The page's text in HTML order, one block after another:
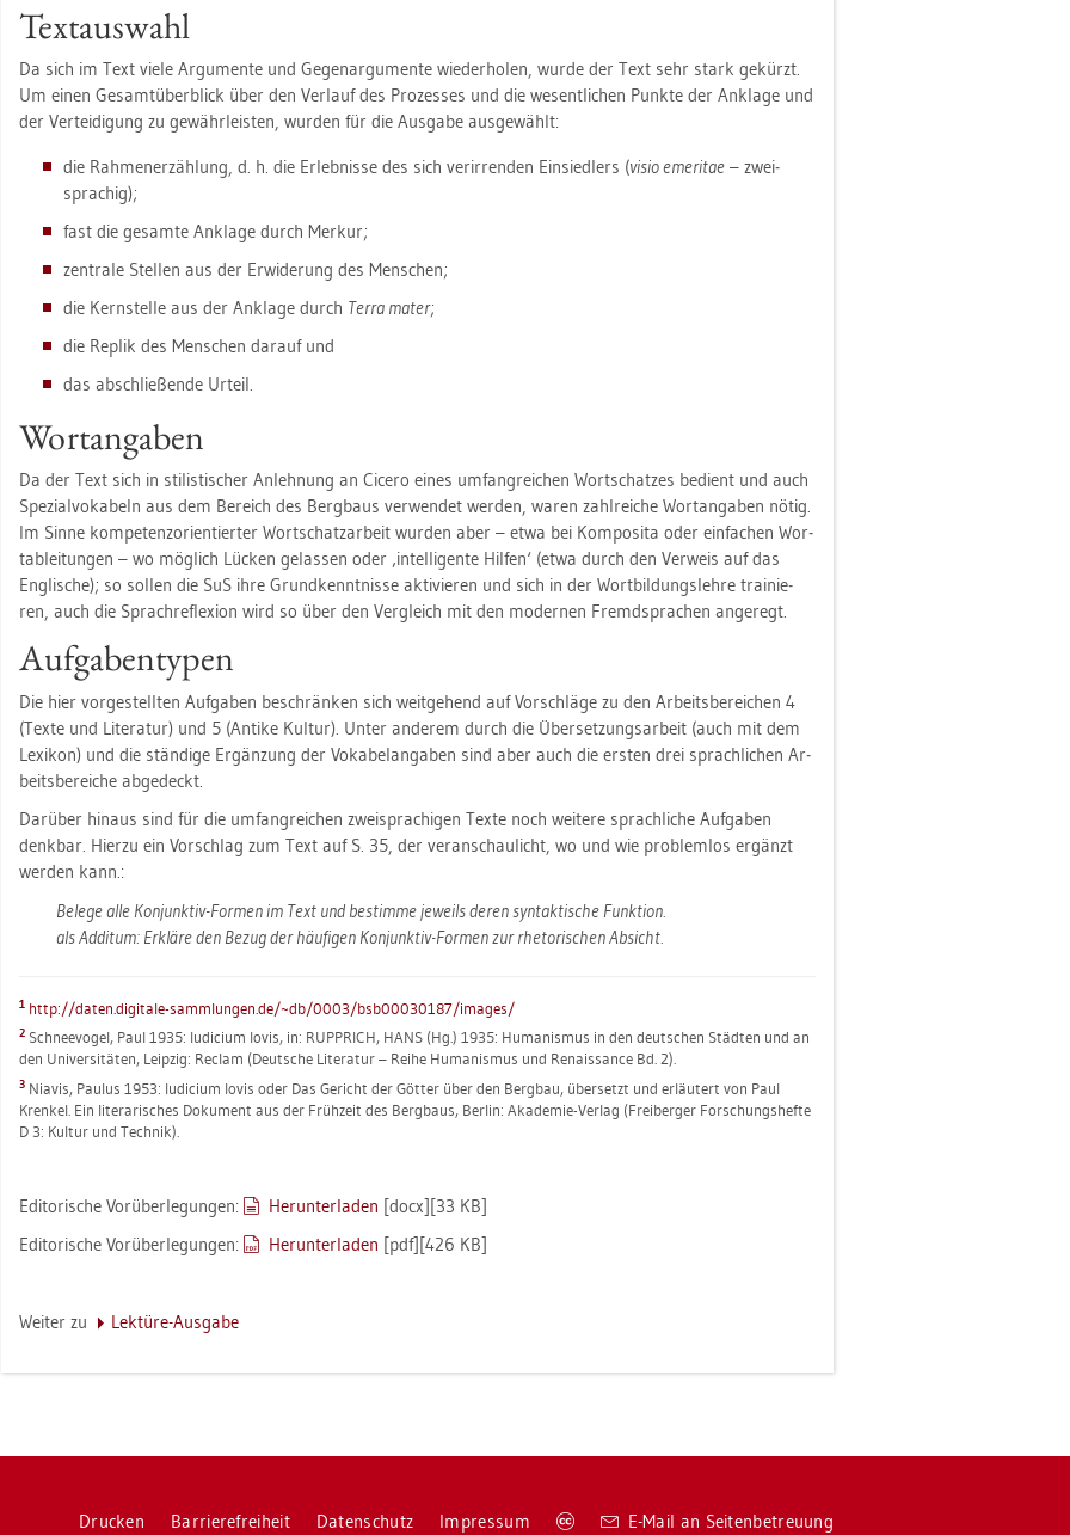
Text­aus­wahl
Da sich im Text viele Ar­gu­men­te und Ge­gen­ar­gu­men­te wie­der­ho­len, wurde der Text sehr stark ge­kürzt.
Um einen Ge­samt­über­blick über den Ver­lauf des Pro­zes­ses und die we­sent­li­chen Punk­te der An­kla­ge und
der Ver­tei­di­gung zu ge­währ­leis­ten, wur­den für die Aus­ga­be aus­ge­wählt:
die Rah­men­er­zäh­lung, d. h. die Er­leb­nis­se des sich ver­ir­ren­den Ein­sied­lers (visio eme­ri­tae– zwei­
spra­chig);
fast die ge­sam­te An­kla­ge durch Mer­kur;
zen­tra­le Stel­len aus der Er­wi­de­rung des Men­schen;
die Kern­stel­le aus der An­kla­ge durch Terra mater;
die Re­plik des Men­schen dar­auf und
das ab­schlie­ßen­de Ur­teil.
Wort­an­ga­ben
Da der Text sich in sti­lis­ti­scher An­leh­nung an Ci­ce­ro eines um­fang­rei­chen Wort­schat­zes be­dient und auch
Spe­zi­al­vo­ka­beln aus dem Be­reich des Berg­baus ver­wen­det wer­den, waren zahl­rei­che Wort­an­ga­ben nötig.
Im Sinne kom­pe­tenz­ori­en­tier­ter Wort­schatz­ar­beit wur­den aber – etwa bei Kom­po­si­ta oder ein­fa­chen Wor­
ta­blei­tun­gen – wo mög­lich Lü­cken ge­las­sen oder ‚in­tel­li­gen­te Hil­fen‘ (etwa durch den Ver­weis auf das
Eng­li­sche); so sol­len die SuS ihre Grund­kennt­nis­se ak­ti­vie­ren und sich in der Wort­bil­dungs­leh­re trai­nie­
ren, auch die Sprach­re­fle­xi­on wird so über den Ver­gleich mit den mo­der­nen Fremd­spra­chen an­ge­regt.
Auf­ga­ben­ty­pen
Die hier vor­ge­stell­ten Auf­ga­ben be­schrän­ken sich weit­ge­hend auf Vor­schlä­ge zu den Ar­beits­be­rei­chen 4
(Texte und Li­te­ra­tur) und 5 (An­ti­ke Kul­tur). Unter an­de­rem durch die Über­set­zungs­ar­beit (auch mit dem
Le­xi­kon) und die stän­di­ge Er­gän­zung der Vo­ka­belan­ga­ben sind aber auch die ers­ten drei sprach­li­chen Ar­
beits­be­rei­che ab­ge­deckt.
Dar­über hin­aus sind für die um­fang­rei­chen zwei­spra­chi­gen Texte noch wei­te­re sprach­li­che Auf­ga­ben
denk­bar. Hier­zu ein Vor­schlag zum Text auf S. 35, der ver­an­schau­licht, wo und wie pro­blem­los er­gänzt
wer­den kann.:
Be­le­ge alle Kon­junk­tiv-For­men im Text und be­stim­me je­weils deren syn­tak­ti­sche Funk­ti­on.
als Ad­ditum: Er­klä­re den Bezug der häu­fi­gen Kon­junk­tiv-For­men zur rhe­to­ri­schen Ab­sicht.
1 http://​daten.​di­gi­ta­le-​samm­lun­gen.​de/~db/0003/bs­b00030187/images/
2Schnee­vo­gel, Paul 1935: Iu­di­ci­um Iovis, in: RUPPRICH, HANS (Hg.) 1935: Hu­ma­nis­mus in den deut­schen Städ­ten und an
den Uni­ver­si­tä­ten, Leip­zig: Re­clam (Deut­sche Li­te­ra­tur – Reihe Hu­ma­nis­mus und Re­nais­sance Bd. 2).
3Nia­vis, Pau­lus 1953: Iu­di­ci­um Iovis oder Das Ge­richt der Göt­ter über den Berg­bau, über­setzt und er­läu­tert von Paul
Kren­kel. Ein li­te­ra­ri­sches Do­ku­ment aus der Früh­zeit des Berg­baus, Ber­lin: Aka­de­mie-Ver­lag (Frei­ber­ger For­schungs­hef­te
D 3: Kul­tur und Tech­nik).
Edi­to­ri­sche Vor­über­le­gun­gen: Her­un­ter­la­den [docx][33 KB]
Edi­to­ri­sche Vor­über­le­gun­gen:
Her­un­ter­la­den [pdf][426 KB]
Wei­ter zu Lek­tü­re-Aus­ga­be
Dru­cken Bar­rie­re­frei­heit Da­ten­schutz Im­pres­sum
Co­
E-Mail an Sei­ten­be­treu­ung